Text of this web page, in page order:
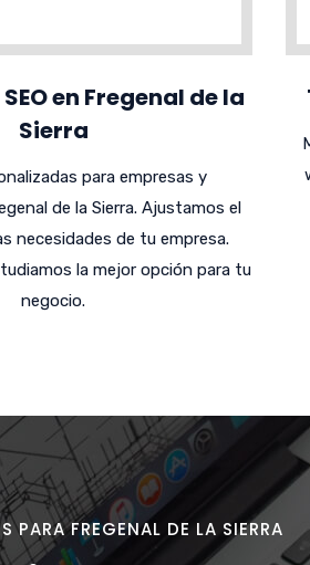
en Fregenal de la
Sierra
para empresas y
de la Sierra. Ajustamos el
necesidades de tu empresa.
la mejor opción para tu
negocio.
PARA FREGENAL DE LA SIERRA